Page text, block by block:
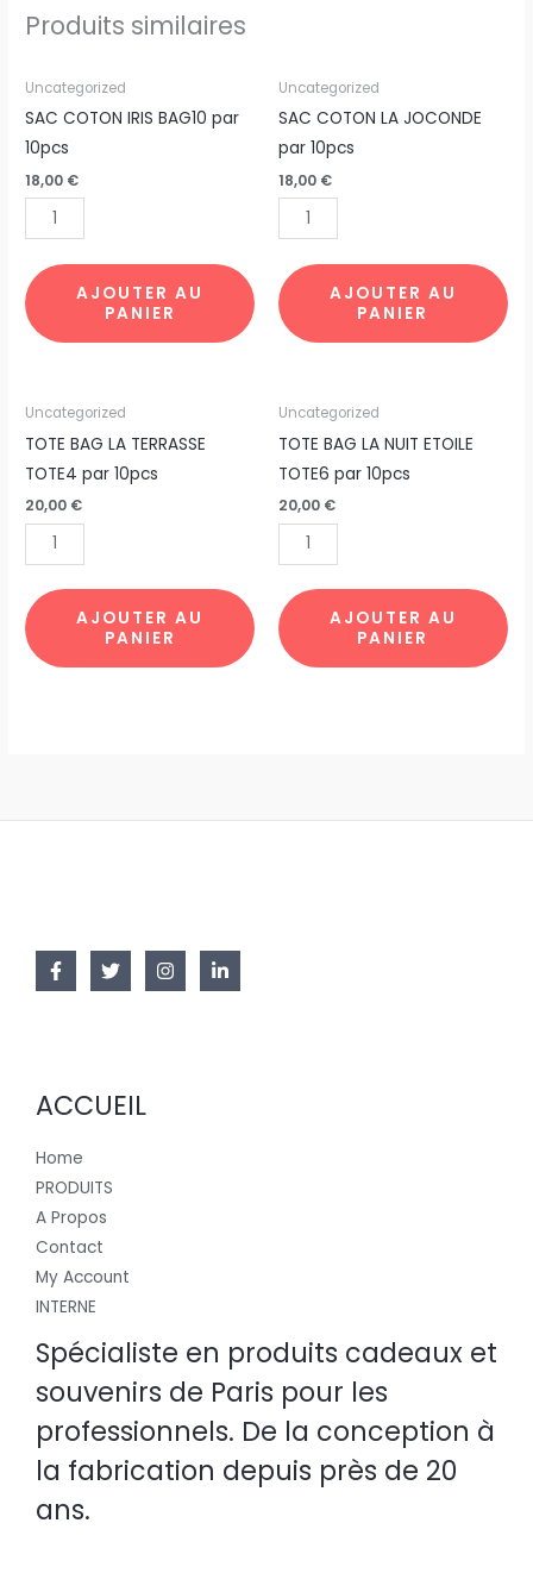
Produits similaires
Uncategorized
SAC COTON IRIS BAG10 par
10pcs
18,00 €
quantité
de
SAC
IRIS
BAG10
10pcs
AJOUTER AU
PANIER
Uncategorized
SAC COTON LA JOCONDE
par 10pcs
18,00 €
quantité
de
SAC
LA
JOCONDE
10pcs
AJOUTER AU
PANIER
Uncategorized
TOTE BAG LA TERRASSE
TOTE4 par 10pcs
20,00 €
quantité
de
TOTE
BAG
LA
TERRASSE
TOTE4
par
10pcs
AJOUTER AU
PANIER
Uncategorized
TOTE BAG LA NUIT ETOILE
TOTE6 par 10pcs
20,00 €
quantité
de
TOTE
BAG
LA
NUIT
ETOILE
TOTE6
par
10pcs
AJOUTER AU
PANIER
ACCUEIL
Home
PRODUITS
A Propos
Contact
My Account
INTERNE
Spécialiste en produits cadeaux et
souvenirs de Paris pour les
professionnels. De la conception à
la fabrication depuis près de 20
ans.